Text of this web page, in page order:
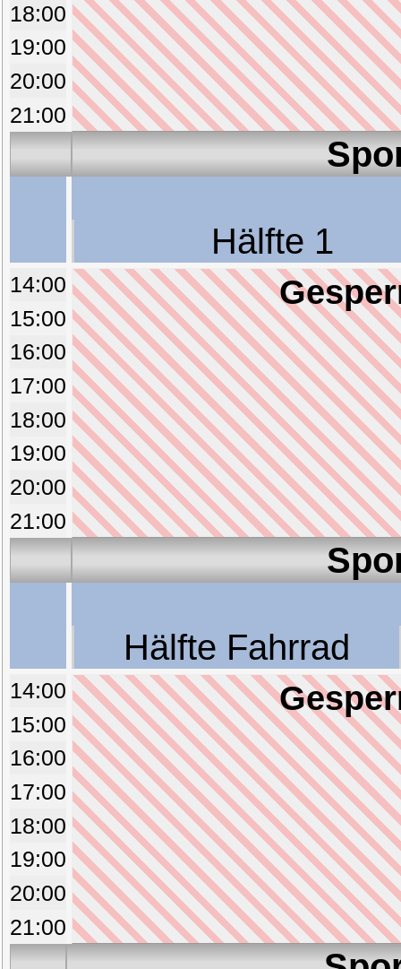
18:00
19:00
20:00
21:00
Hälfte 1
14:00
15:00
16:00
17:00
18:00
19:00
20:00
21:00
Hälfte Fahrrad
14:00
15:00
16:00
17:00
18:00
19:00
20:00
21:00